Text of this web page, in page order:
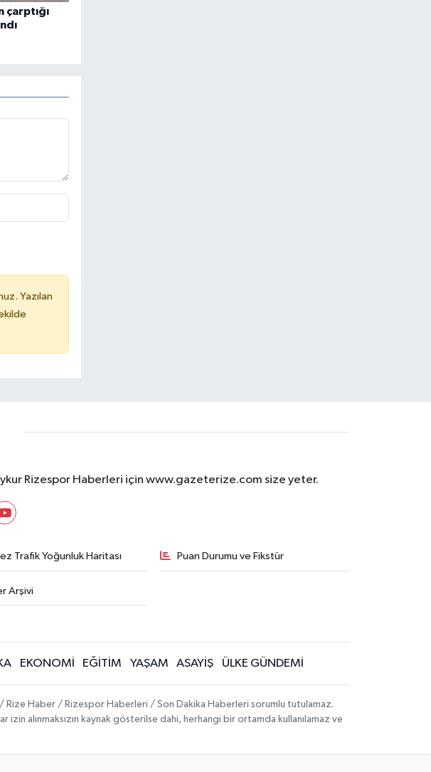
çarptığı
Yazılan
Rizespor Haberleri için www.gazeterize.com size yeter.
Trafik Yoğunluk Haritası Puan Durumu ve Fikstür
Arşivi
EKONOMİ EĞİTİM YAŞAM ASAYİŞ ÜLKE GÜNDEMİ
/ Rize Haber / Rizespor Haberleri / Son Dakika Haberleri sorumlu tutulamaz.
alınmaksızın kaynak gösterilse dahi, herhangi bir ortamda kullanılamaz ve